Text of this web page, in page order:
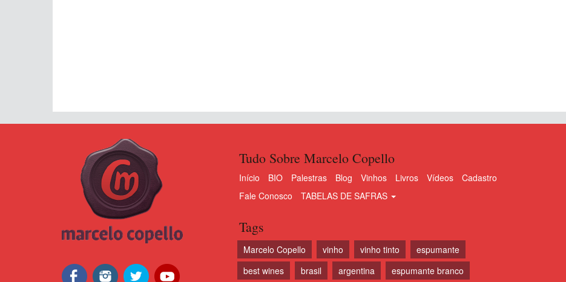
Tudo Sobre Marcelo Copello
Início BIO Palestras Blog Vinhos Livros Vídeos
Cadastro
Fale Conosco
TABELAS DE SAFRAS
Tags
Marcelo Copello vinho vinho tinto
espumante
best wines
brasil argentina espumante branco